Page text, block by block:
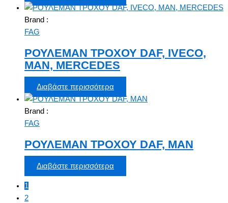
Brand :
FAG
ΡΟΥΛΕΜΑΝ ΤΡΟΧΟΥ DAF, IVECO,
MAN, MERCEDES
Διαβάστε περισσότερα
Brand :
FAG
ΡΟΥΛΕΜΑΝ ΤΡΟΧΟΥ DAF, MAN
Διαβάστε περισσότερα
1
2